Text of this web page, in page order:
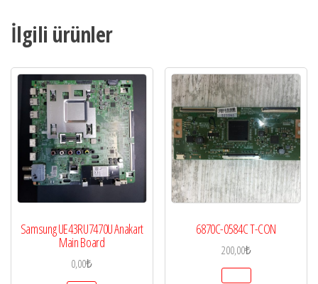
İlgili ürünler
Samsung UE43RU7470U Anakart
Main Board
0,00₺
6870C-0584C T-CON
200,00₺